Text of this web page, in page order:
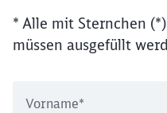
* Alle mit Sternchen
müssen ausgefüllt
Vorname*